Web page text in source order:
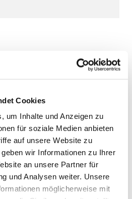
Cookies
um Inhalte und Anzeigen zu
für soziale Medien anbieten
auf unsere Website zu
wir Informationen zu Ihrer
an unsere Partner für
und Analysen weiter. Unsere
möglicherweise mit